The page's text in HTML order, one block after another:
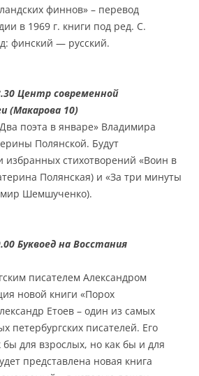
финнов» – перевод
в 1969 г. книги под ред. С.
финский — русский.
Центр современной
(Макарова 10)
поэта в январе» Владимира
Полянской. Будут
избранных стихотворений «Воин в
Полянская) и «За три минуты
Шемшученко).
Буквоед на Восстания
писателем Александром
новой книги «Порох
Етоев – один из самых
петербургских писателей. Его
для взрослых, но как бы и для
представлена новая книга